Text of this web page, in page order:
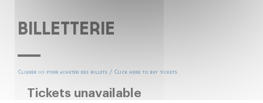
BILLETTERIE
Cliquer ici pour acheter des billets / Click here to buy tickets